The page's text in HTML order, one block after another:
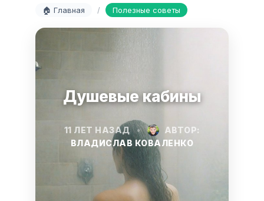
🏠 Главная / Полезные советы
Душевые кабины
11 ЛЕТ НАЗАД •
АВТОР:
ВЛАДИСЛАВ КОВАЛЕНКО